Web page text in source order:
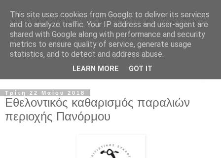
Τρίτη 22 Μαΐου 2018
Εθελοντικός καθαρισμός παραλιών
περιοχής Πανόρμου
This site uses cookies from Google to deliver its services
and to analyze traffic. Your IP address and user-agent are
shared with Google along with performance and security
metrics to ensure quality of service, generate usage
statistics, and to detect and address abuse.
LEARN MORE GOT IT